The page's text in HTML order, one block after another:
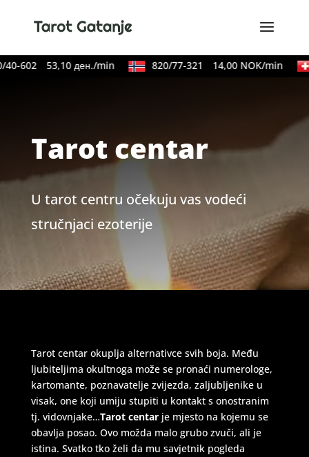
602 53,10 ден./min 820/77-321 14,00 NOK/min
Tarot centar
U tarot centru očekuju vas vodeći
stručnjaci ezoterije
Tarot centar okuplja alternativce svih boja. Među
ljubiteljima okultnoga može se pronaći numerologe,
kartomante, poznavatelje zvijezda, zaljubljenike u
visak, one koji umiju stupiti u kontakt s onostranim
tj. vidovnjake…Tarot centarje mjesto na kojemu se
obavlja posao. Ovo možda malo grubo zvuči, ali je
istina. Svatko tko želi da mu savjetnik pogleda